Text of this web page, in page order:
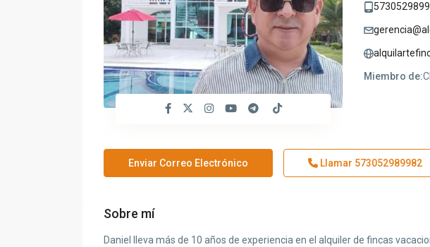
Miembro de:
Enviar Correo Electrónico Llamar 573052989982
Sobre mí
Daniel lleva más de 10 años de experiencia en el alquiler de fincas